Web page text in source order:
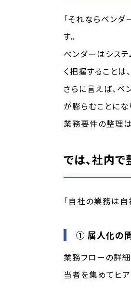
「それならベンダ
す。
ベンダーはシステ
く把握することは
さらに言えば、
が膨らむことにな
業務要件の整理
では、社内
「自社の業務は
① 属人化の
業務フローの詳
当者を集めてヒア